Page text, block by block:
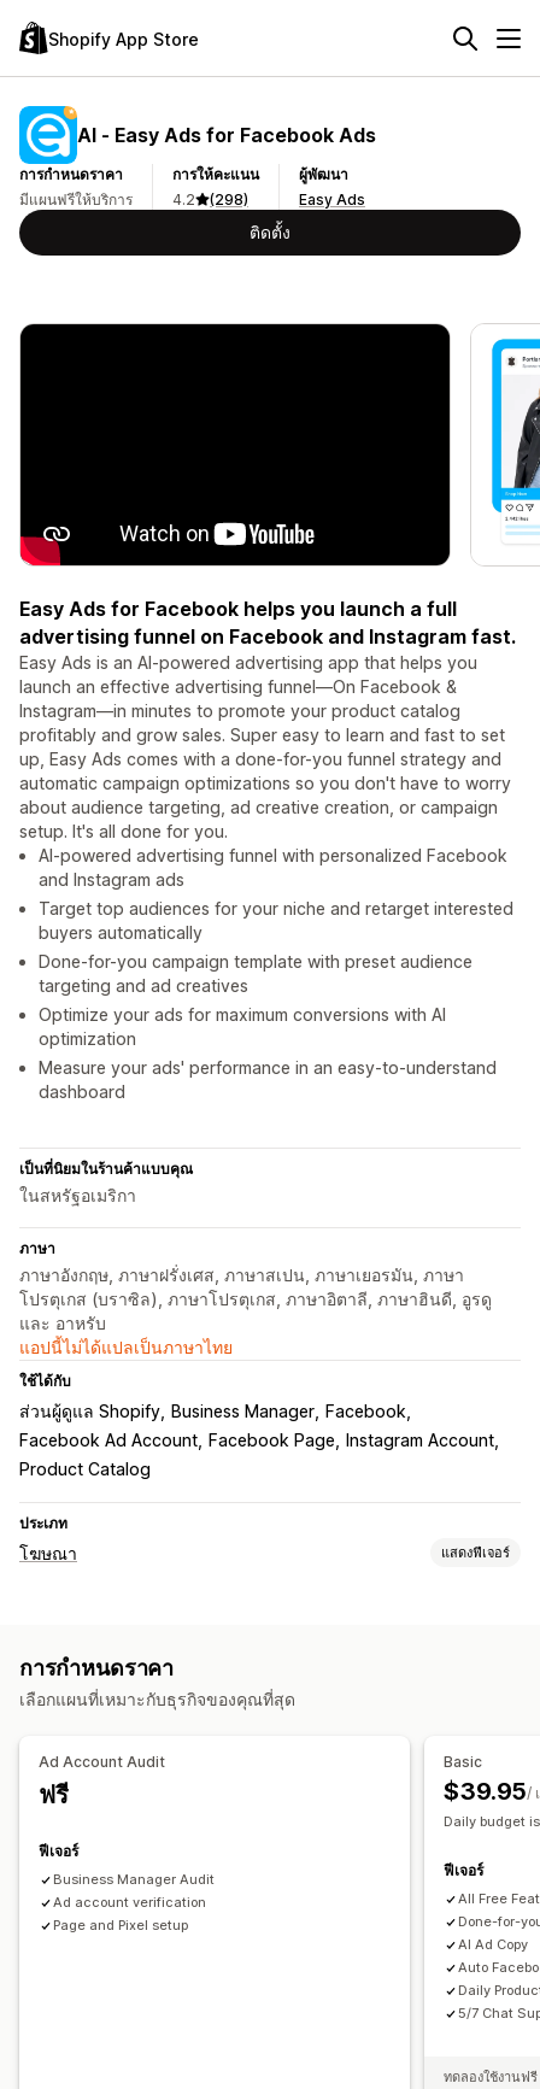
Shopify App Store
AI ‑ Easy Ads for Facebook Ads
การกำหนดราคา
มีแผนฟรีให้บริการ
การให้คะแนน
4.2
(298)
ผู้พัฒนา
Easy Ads
ติดตั้ง
Easy Ads for Facebook helps you launch a full
advertising funnel on Facebook and Instagram fast.
Easy Ads is an AI-powered advertising app that helps you
launch an effective advertising funnel—On Facebook &
Instagram—in minutes to promote your product catalog
profitably and grow sales. Super easy to learn and fast to set
up, Easy Ads comes with a done-for-you funnel strategy and
automatic campaign optimizations so you don't have to worry
about audience targeting, ad creative creation, or campaign
setup. It's all done for you.
AI-powered advertising funnel with personalized Facebook
and Instagram ads
Target top audiences for your niche and retarget interested
buyers automatically
Done-for-you campaign template with preset audience
targeting and ad creatives
Optimize your ads for maximum conversions with AI
optimization
Measure your ads' performance in an easy-to-understand
dashboard
เป็นที่นิยมในร้านค้าแบบคุณ
ในสหรัฐอเมริกา
ภาษา
ภาษาอังกฤษ, ภาษาฝรั่งเศส, ภาษาสเปน, ภาษาเยอรมัน, ภาษา
โปรตุเกส (บราซิล), ภาษาโปรตุเกส, ภาษาอิตาลี, ภาษาฮินดี, อูรดู
และ อาหรับ
แอปนี้ไม่ได้แปลเป็นภาษาไทย
ใช้ได้กับ
ส่วนผู้ดูแล Shopify Business Manager
Facebook
Facebook Ad Account
Facebook Page
Instagram Account
Product Catalog
ประเภท
โฆษณา แสดงฟีเจอร์
อุปกรณ์ ตามเหตุการณ์
หมวดหมู่สินค้า การกำหนดเป้าหมายด้วย AI
การเพิ่มประสิทธิภาพด้วย AI
การเขียนคำโฆษณาด้วย AI
เว็บไซต์
การวิเคราะห์ประสิทธิภาพ
แดชบอร์ด
การกำหนดราคา
เลือกแผนที่เหมาะกับธุรกิจของคุณที่สุด
Ad Account Audit
ฟรี
ฟีเจอร์
Business Manager Audit
Ad account verification
Page and Pixel setup
Basic
$39.95/
Daily budget
ฟีเจอร์
All Free
Done-for-
AI Ad Copy
Auto
Daily
5/7 Chat
ทดลองใช้งานฟ